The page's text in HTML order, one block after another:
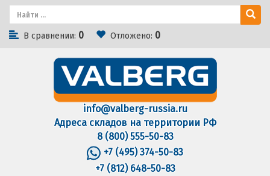
В сравнении: 0 Отложено: 0
info@valberg-russia.ru
Адреса складов на территории РФ
8 (800) 555-50-83
+7 (495) 374-50-83
+7 (812) 648-50-83